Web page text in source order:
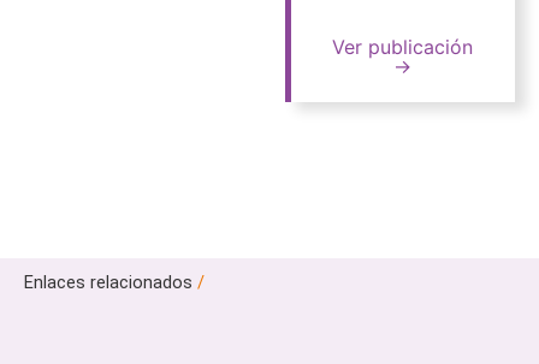
Ver publicación
→
Enlaces relacionados /